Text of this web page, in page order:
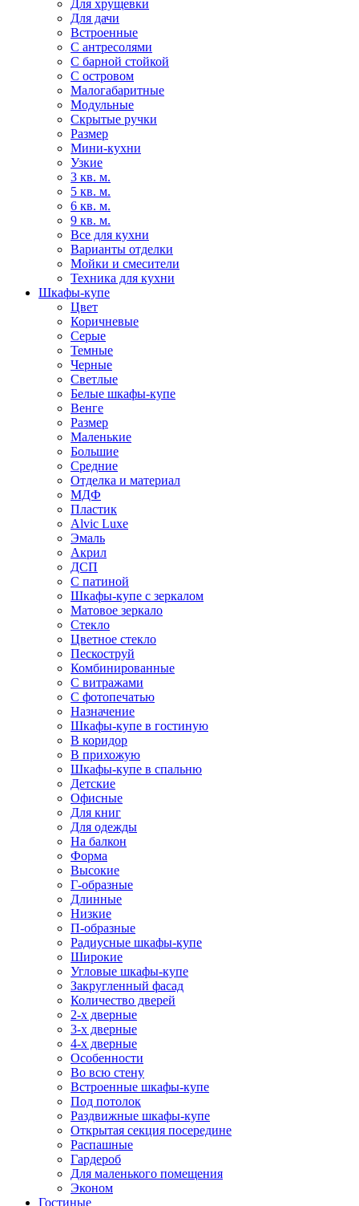
Для хрущевки
Для дачи
Встроенные
С антресолями
С барной стойкой
С островом
Малогабаритные
Модульные
Скрытые ручки
Размер
Мини-кухни
Узкие
3 кв. м.
5 кв. м.
6 кв. м.
9 кв. м.
Все для кухни
Варианты отделки
Мойки и смесители
Техника для кухни
Шкафы-купе
Цвет
Коричневые
Серые
Темные
Черные
Светлые
Белые шкафы-купе
Венге
Размер
Маленькие
Большие
Средние
Отделка и материал
МДФ
Пластик
Alvic Luxe
Эмаль
Акрил
ДСП
С патиной
Шкафы-купе с зеркалом
Матовое зеркало
Стекло
Цветное стекло
Пескоструй
Комбинированные
С витражами
С фотопечатью
Назначение
Шкафы-купе в гостиную
В коридор
В прихожую
Шкафы-купе в спальню
Детские
Офисные
Для книг
Для одежды
На балкон
Форма
Высокие
Г-образные
Длинные
Низкие
П-образные
Радиусные шкафы-купе
Широкие
Угловые шкафы-купе
Закругленный фасад
Количество дверей
2-х дверные
3-х дверные
4-х дверные
Особенности
Во всю стену
Встроенные шкафы-купе
Под потолок
Раздвижные шкафы-купе
Открытая секция посередине
Распашные
Гардероб
Для маленького помещения
Эконом
Гостиные